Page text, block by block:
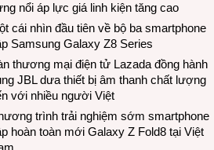
nổi áp lực giá linh kiện tăng cao
cái nhìn đầu tiên về bộ ba smartphone
Samsung Galaxy Z8 Series
thương mại điện tử Lazada đồng hành
JBL dưa thiết bị âm thanh chất lượng
với nhiều người Việt
trình trải nghiệm sớm smartphone
hoàn toàn mới Galaxy Z Fold8 tại Việt